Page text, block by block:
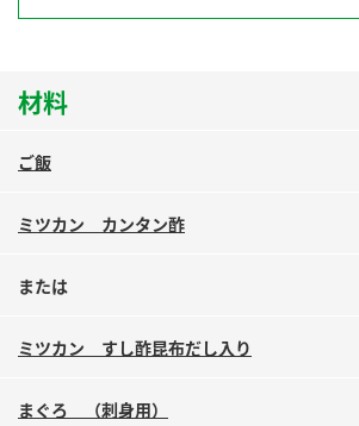
お酢を知ろう！
ぽん酢サワー
ミツカンのCM
各部門が大切にしていること
キッザニア東京「ぽん酢工房」
地図から取り扱い店舗を探す
材料
ご飯
ミツカン カンタン酢
または
ミツカン すし酢昆布だし入り
まぐろ （刺身用）